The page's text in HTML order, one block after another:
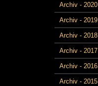
Archiv - 2020
Archiv - 2019
Archiv - 2018
Archiv - 2017
Archiv - 2016
Archiv - 2015